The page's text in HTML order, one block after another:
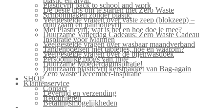
Plasticvrij back to school and work
De beste tips om te starten met Zero Waste
Schoonmaken zonder plastic
Veelgestelde vragen over vaste zeep (blokzeep) –
duurzaam en palmolievrij
Mei Plasticvrij: wat is het en hoe doe je mee?
Duurzame Vaderdag Cadeaus: Zero Waste Cadeau
Inspiratie voor Mannen
Veelgestelde vragen over wasbaar maandverband
Tandenpoetsen met tabletjes, hoe en waarom?
Veelgestelde vragen over de bijenwasdoek
Persoonlijke blogs van Inge
Duurzame Moederdaginspiratie!
Duurzaam plasticvrij kerstpakket van Bag-again
Zero waste December-inspiratie
SHOP
Klantenservice
Contact
Levertijd en verzending
Retourneren
Betalingsmogelijkheden